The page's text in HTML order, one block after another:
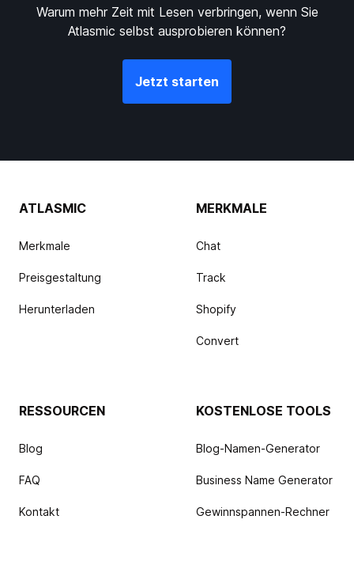
Warum mehr Zeit mit Lesen verbringen, wenn Sie
Atlasmic selbst ausprobieren können?
Jetzt starten
ATLASMIC
Merkmale
Preisgestaltung
Herunterladen
MERKMALE
Chat
Track
Shopify
Convert
RESSOURCEN
Blog
FAQ
Kontakt
KOSTENLOSE TOOLS
Blog-Namen-Generator
Business Name Generator
Gewinnspannen-Rechner